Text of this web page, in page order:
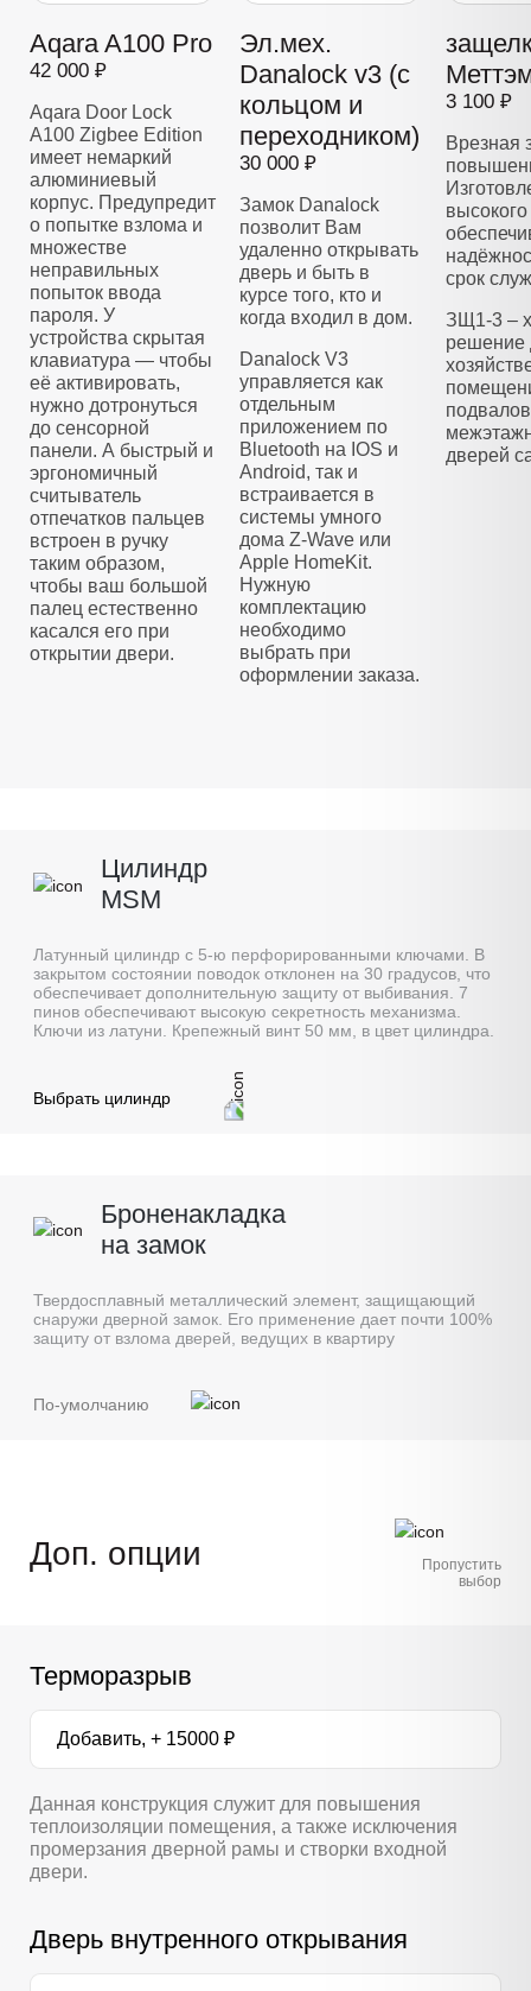
Aqara A100 Pro
42 000 ₽
Aqara Door Lock
A100 Zigbee Edition
имеет немаркий
алюминиевый
корпус. Предупредит
о попытке взлома и
множестве
неправильных
попыток ввода
пароля. У
устройства скрытая
клавиатура — чтобы
её активировать,
нужно дотронуться
до сенсорной
панели. А быстрый и
эргономичный
считыватель
отпечатков пальцев
встроен в ручку
таким образом,
чтобы ваш большой
палец естественно
касался его при
открытии двери.
Эл.мех.
Danalock v3 (с
кольцом и
переходником)
30 000 ₽
Замок Danalock
позволит Вам
удаленно открывать
дверь и быть в
курсе того, кто и
когда входил в дом.
Danalock V3
управляется как
отдельным
приложением по
Bluetooth на IOS и
Android, так и
встраивается в
системы умного
дома Z-Wave или
Apple HomeKit.
Нужную
комплектацию
необходимо
выбрать при
оформлении заказа.
3 100 ₽
Врезная
высокого
срок
ЗЩ1-3 –
решение
дверей
Цилиндр
MSM
Латунный цилиндр с 5-ю перфорированными ключами. В
закрытом состоянии поводок отклонен на 30 градусов, что
обеспечивает дополнительную защиту от выбивания. 7
пинов обеспечивают высокую секретность механизма.
Ключи из латуни. Крепежный винт 50 мм, в цвет цилиндра.
Выбрать цилиндр
Броненакладка
на замок
Твердосплавный металлический элемент, защищающий
снаружи дверной замок. Его применение дает почти 100%
защиту от взлома дверей, ведущих в квартиру
По-умолчанию
Доп. опции
Пропустить
выбор
Терморазрыв
Добавить, + 15000 ₽
Данная конструкция служит для повышения
теплоизоляции помещения, а также исключения
промерзания дверной рамы и створки входной
двери.
Дверь внутренного открывания